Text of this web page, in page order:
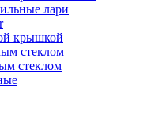
лари
крышкой
стеклом
стеклом